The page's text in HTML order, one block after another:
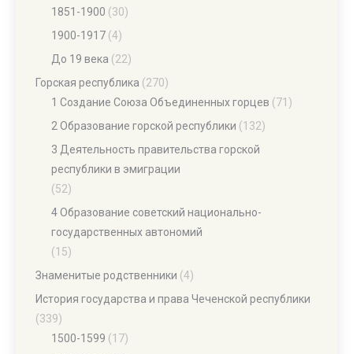
1851-1900 (30)
1900-1917 (4)
До 19 века (22)
Горская республика (270)
1 Создание Союза Объединенных горцев (71)
2 Образование горской республики (132)
3 Деятельность правительства горской
республики в эмиграции
(52)
4 Образование советский национально-
государственных автономий
(15)
Знаменитые родственники (4)
История государства и права Чеченской республики
(339)
1500-1599 (17)